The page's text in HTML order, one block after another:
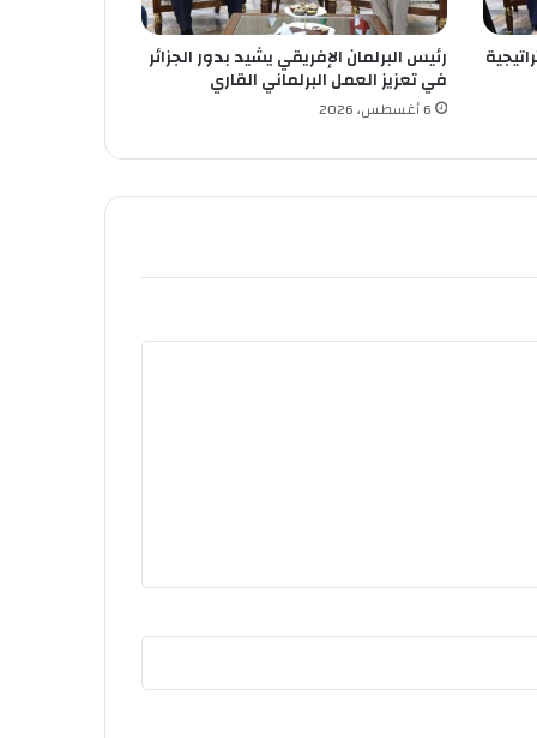
رئيس البرلمان الإفريقي يشيد بدور الجزائر
في تعزيز العمل البرلماني القاري
6 أغسطس، 2026